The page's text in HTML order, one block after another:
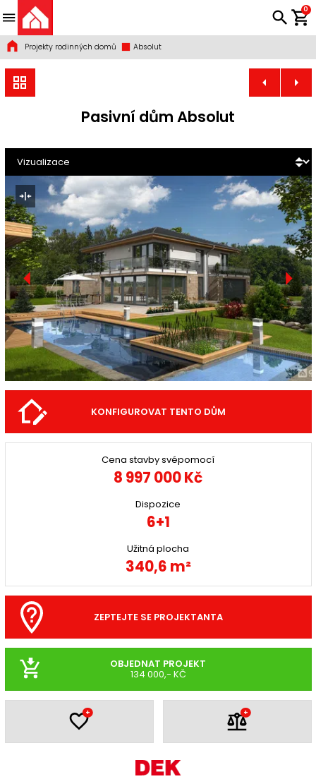
0
Projekty rodinných domů Absolut
Pasivní dům Absolut
KONFIGUROVAT TENTO DŮM
Cena stavby svépomocí
8 997 000 Kč
Dispozice
6+1
Užitná plocha
340,6 m²
ZEPTEJTE SE PROJEKTANTA
OBJEDNAT PROJEKT
134 000,- KČ
+ +